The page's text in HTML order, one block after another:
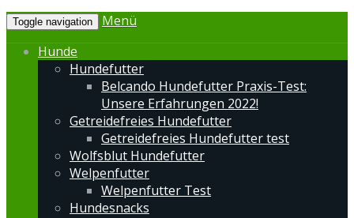
Toggle navigation
Menü
Hunde
Hundefutter
Belcando Hundefutter Praxis-Test:
Unsere Erfahrungen 2022!
Getreidefreies Hundefutter
Getreidefreies Hundefutter test
Wolfsblut Hundefutter
Welpenfutter
Welpenfutter Test
Hundesnacks